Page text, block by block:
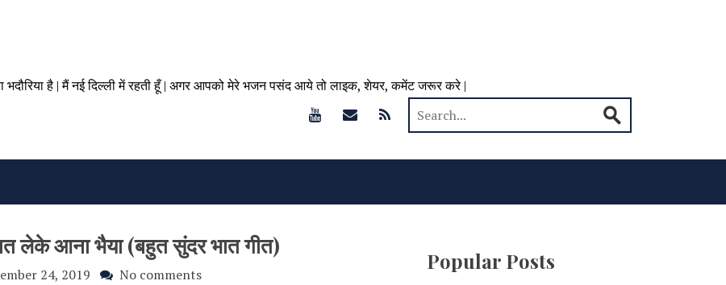
भदौरिया है | मैं नई दिल्ली में रहती हूँ | अगर आपको मेरे भजन पसंद आये तो लाइक, शेयर, कमेंट जरूर करे |
लेके आना भैया (बहुत सुंदर भात गीत)
24, 2019 No comments
Popular Posts